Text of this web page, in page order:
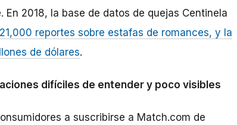
2018, la base de datos de quejas Centinela
21,000 reportes sobre estafas de romances, y la
de dólares.
difíciles de entender y poco visibles
a suscribirse a Match.com de